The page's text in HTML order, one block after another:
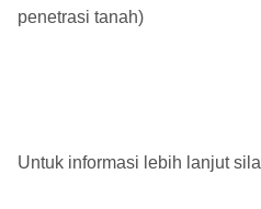
penetrasi tanah)
Untuk informasi lebih lanjut